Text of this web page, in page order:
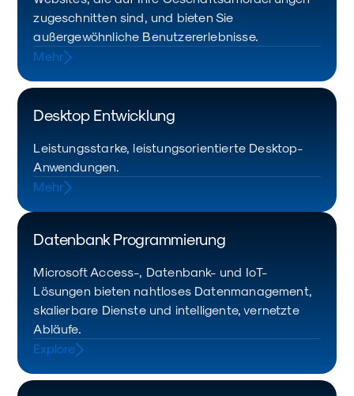
zugeschnitten sind, und bieten Sie
außergewöhnliche Benutzererlebnisse.
Mehr
Desktop Entwicklung
Leistungsstarke, leistungsorientierte Desktop-
Anwendungen.
Mehr
Datenbank Programmierung
Microsoft Access-, Datenbank- und IoT-
Lösungen bieten nahtloses Datenmanagement,
skalierbare Dienste und intelligente, vernetzte
Abläufe.
Explore